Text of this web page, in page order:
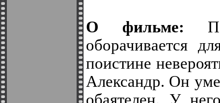
О фильме:
оборачивается
поистине
Александр. Он